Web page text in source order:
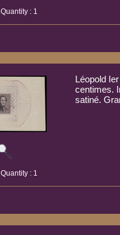
Quantity : 1
Léopold
centimes.
satiné.
Quantity : 1